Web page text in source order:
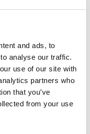
and ads, to
analyse our traffic.
use of our site with
partners who
that you’ve
from your use
x